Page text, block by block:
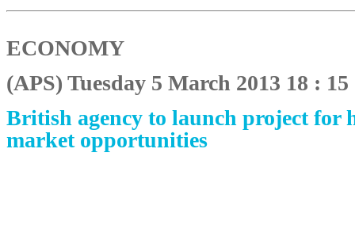
ECONOMY
(APS) Tuesday 5 March 2013 18 : 15
British agency to launch project for
market opportunities